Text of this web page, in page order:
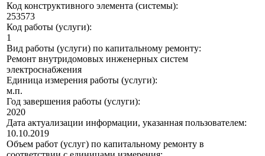
Код конструктивного элемента (системы):
253573
Код работы (услуги):
1
Вид работы (услуги) по капитальному ремонту:
Ремонт внутридомовых инженерных систем
электроснабжения
Единица измерения работы (услуги):
м.п.
Год завершения работы (услуги):
2020
Дата актуализации информации, указанная пользователем:
10.10.2019
Объем работ (услуг) по капитальному ремонту в